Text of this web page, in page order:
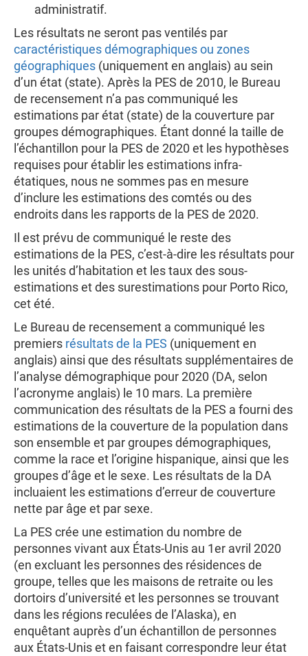
administratif.
Les résultats ne seront pas ventilés par
caractéristiques démographiques ou zones
géographiques (uniquement en anglais) au sein
d’un état (state). Après la PES de 2010, le Bureau
de recensement n’a pas communiqué les
estimations par état (state) de la couverture par
groupes démographiques. Étant donné la taille de
l’échantillon pour la PES de 2020 et les hypothèses
requises pour établir les estimations infra-
étatiques, nous ne sommes pas en mesure
d’inclure les estimations des comtés ou des
endroits dans les rapports de la PES de 2020.
Il est prévu de communiqué le reste des
estimations de la PES, c’est-à-dire les résultats pour
les unités d’habitation et les taux des sous-
estimations et des surestimations pour Porto Rico,
cet été.
Le Bureau de recensement a communiqué les
premiers résultats de la PES (uniquement en
anglais) ainsi que des résultats supplémentaires de
l’analyse démographique pour 2020 (DA, selon
l’acronyme anglais) le 10 mars. La première
communication des résultats de la PES a fourni des
estimations de la couverture de la population dans
son ensemble et par groupes démographiques,
comme la race et l’origine hispanique, ainsi que les
groupes d’âge et le sexe. Les résultats de la DA
incluaient les estimations d’erreur de couverture
nette par âge et par sexe.
La PES crée une estimation du nombre de
personnes vivant aux États-Unis au 1er avril 2020
(en excluant les personnes des résidences de
groupe, telles que les maisons de retraite ou les
dortoirs d’université et les personnes se trouvant
dans les régions reculées de l’Alaska), en
enquêtant auprès d’un échantillon de personnes
aux États-Unis et en faisant correspondre leur état